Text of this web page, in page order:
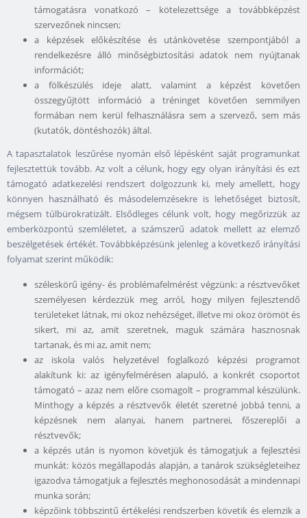
támogatásra vonatkozó – kötelezettsége a továbbképzést
szervezőnek nincsen;
a képzések előkészítése és utánkövetése szempontjából a
rendelkezésre álló minőségbiztosítási adatok nem nyújtanak
információt;
a fölkészülés ideje alatt, valamint a képzést követően
összegyűjtött információ a tréninget követően semmilyen
formában nem kerül felhasználásra sem a szervező, sem más
(kutatók, döntéshozók) által.
A tapasztalatok leszűrése nyomán első lépésként saját programunkat
fejlesztettük tovább. Az volt a célunk, hogy egy olyan irányítási és ezt
támogató adatkezelési rendszert dolgozzunk ki, mely amellett, hogy
könnyen használható és másodelemzésekre is lehetőséget biztosít,
mégsem túlbürokratizált. Elsődleges célunk volt, hogy megőrizzük az
emberközpontú szemléletet, a számszerű adatok mellett az elemző
beszélgetések értékét. Továbbképzésünk jelenleg a következő irányítási
folyamat szerint működik:
széleskörű igény- és problémafelmérést végzünk: a résztvevőket
személyesen kérdezzük meg arról, hogy milyen fejlesztendő
területeket látnak, mi okoz nehézséget, illetve mi okoz örömöt és
sikert, mi az, amit szeretnek, maguk számára hasznosnak
tartanak, és mi az, amit nem;
az iskola valós helyzetével foglalkozó képzési programot
alakítunk ki: az igényfelmérésen alapuló, a konkrét csoportot
támogató – azaz nem előre csomagolt – programmal készülünk.
Minthogy a képzés a résztvevők életét szeretné jobbá tenni, a
képzésnek nem alanyai, hanem partnerei, főszereplői a
résztvevők;
a képzés után is nyomon követjük és támogatjuk a fejlesztési
munkát: közös megállapodás alapján, a tanárok szükségleteihez
igazodva támogatjuk a fejlesztés meghonosodását a mindennapi
munka során;
képzőink többszintű értékelési rendszerben követik és elemzik a